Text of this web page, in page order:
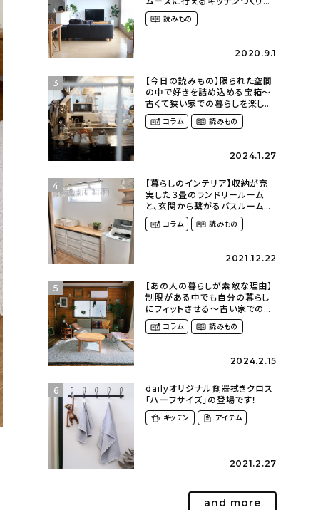
２LDKの賃貸暮らし
（mari_ppe_さん）
読みもの
2020.9.1
3
【今日の読みもの】限られた空間
の中で好きを詰め込める宝箱〜
古くて狭い家での暮らしを楽しむ
（2nyan_and_lifestylesさん）
コラム 読みもの
2024.1.27
4
【暮らしのインテリア】収納が充
実した３畳のランドリールーム
と、玄関から繋がるバスルーム〜
家族それぞれがくつろげて、少し
遊び心のある家（megu6465さ
コラム 読みもの
2021.12.22
5
【あの人の暮らしが素敵な理由】
制限がある中でも自分の暮らし
にフィットさせる〜古い家での暮
らしを楽しむ（idasanchiさん）
コラム 読みもの
2024.2.15
6
dailyオリジナル食器拭きクロス
「ハーフサイズ」の登場です！
キッチン アイテム
2021.2.27
and more